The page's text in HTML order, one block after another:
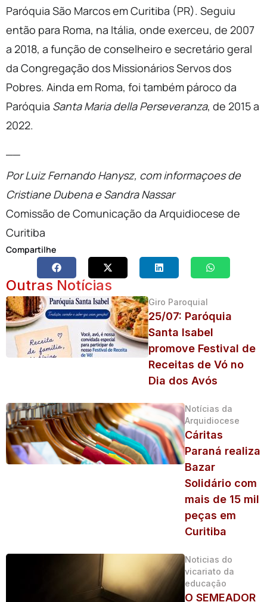
Paróquia São Marcos em Curitiba (PR). Seguiu
então para Roma, na Itália, onde exerceu, de 2007
a 2018, a função de conselheiro e secretário geral
da Congregação dos Missionários Servos dos
Pobres. Ainda em Roma, foi também pároco da
Paróquia Santa Maria della Perseveranza, de 2015 a
2022.
Por Luiz Fernando Hanysz, com informaçoes de
Cristiane Dubena e Sandra Nassar
Comissão de Comunicação da Arquidiocese de
Curitiba
Compartilhe
Outras Notícias
Giro Paroquial
25/07: Paróquia
Santa Isabel
promove Festival de
Receitas de Vó no
Dia dos Avós
Notícias da
Arquidiocese
Cáritas
Paraná realiza
Bazar
Solidário com
mais de 15 mil
peças em
Curitiba
Noticias do
vicariato da
educação
O SEMEADOR